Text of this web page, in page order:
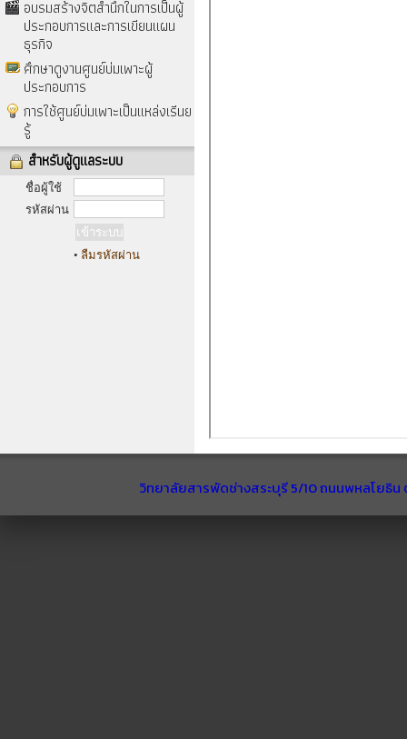
อบรมสร้างจิตสำนึกในการเป็นผู้
ประกอบการและการเขียนแผน
ธุรกิจ
ศึกษาดูงานศูนย์บ่มเพาะผู้
ประกอบการ
การใช้ศูนย์บ่มเพาะเป็นแหล่งเรีนย
รู้
สำหรับผู้ดูแลระบบ
ชื่อผู้ใช้
รหัสผ่าน
• ลืมรหัสผ่าน
วิทยาลัยสารพัดช่างสระบุรี 5/10 ถนนพหลโยธิ